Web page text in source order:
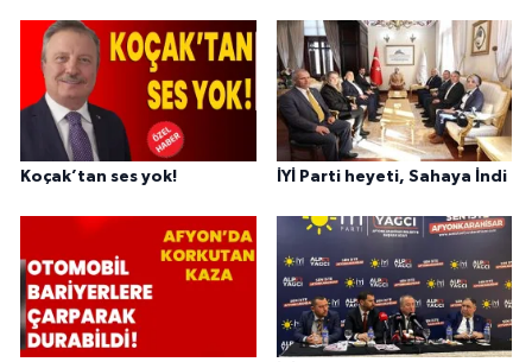
Koçak’tan ses yok! İYİ Parti heyeti, Sahaya İndi